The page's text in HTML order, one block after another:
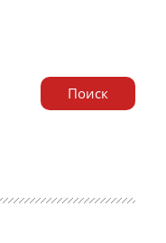
Поиск